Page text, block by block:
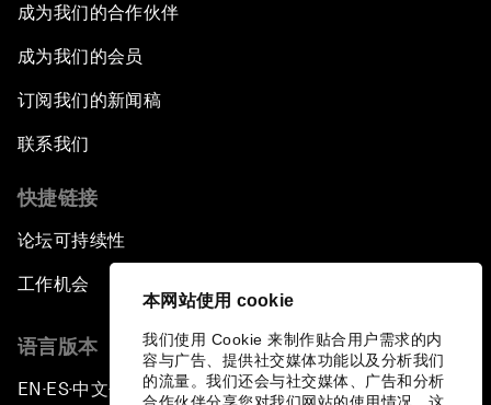
本网站使用 cookie
我们使用 Cookie 来制作贴合用户需求的内
容与广告、提供社交媒体功能以及分析我们
的流量。我们还会与社交媒体、广告和分析
成为我们的合作伙伴
成为我们的会员
订阅我们的新闻稿
联系我们
快捷链接
论坛可持续性
工作机会
语言版本
EN ▪ES▪中文▪ 日本語